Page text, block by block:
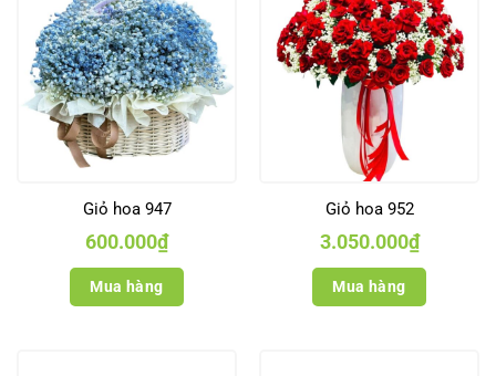
Giỏ hoa 947
600.000₫
Mua hàng
Giỏ hoa 952
3.050.000₫
Mua hàng